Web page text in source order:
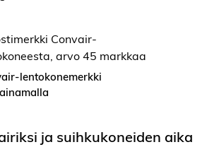
lentokonemerkki
ja suihkukoneiden aika